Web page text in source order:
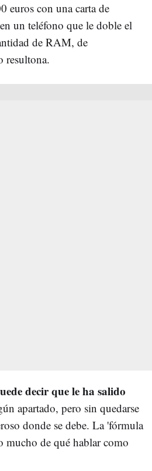
euros con una carta de
un teléfono que le doble el
de RAM, de
resultona.
decir que le ha salido
apartado, pero sin quedarse
donde se debe. La 'fórmula
mucho de qué hablar como